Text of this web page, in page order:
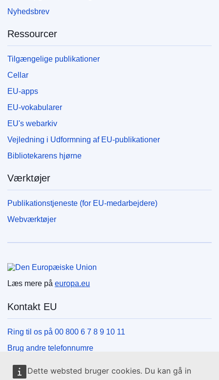
Dette websted bruger cookies. Du kan gå in
Nyhedsbrev
Ressourcer
Tilgængelige publikationer
Cellar
EU-apps
EU-vokabularer
EU's webarkiv
Vejledning i Udformning af EU-publikationer
Bibliotekarens hjørne
Værktøjer
Publikationstjeneste (for EU-medarbejdere)
Webværktøjer
Læs mere på europa.eu
Kontakt EU
Ring til os på 00 800 6 7 8 9 10 11
Brug andre telefonnumre
Skriv til os via vores kontaktformular